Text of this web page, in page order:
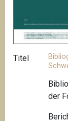
Titel
der